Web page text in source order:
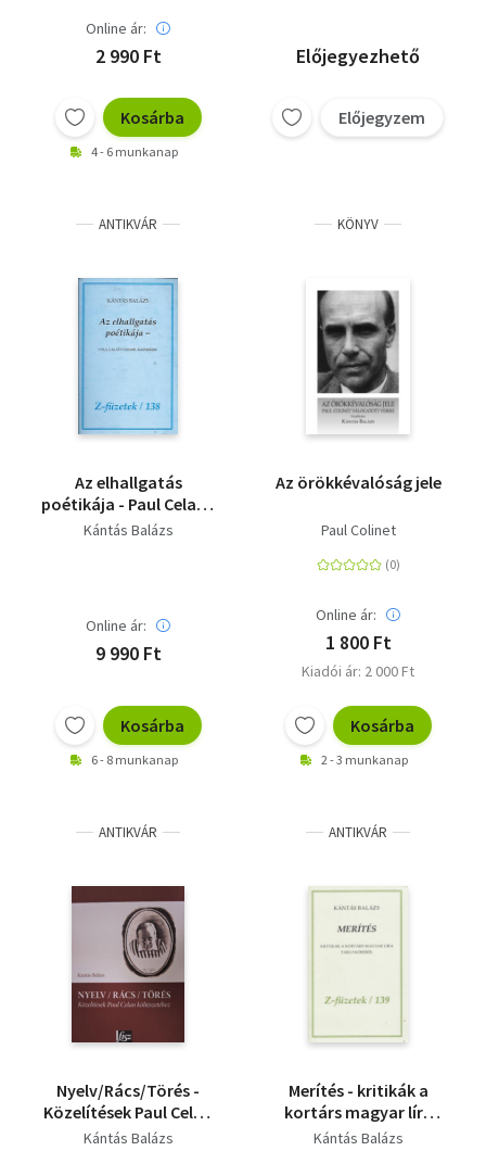
Online ár:
2 990 Ft
Kosárba
4 - 6 munkanap
Előjegyezhető
Előjegyzem
ANTIKVÁR
Az elhallgatás
poétikája - Paul Celan -
versek elemzése
Kántás Balázs
Online ár:
9 990 Ft
Kosárba
6 - 8 munkanap
KÖNYV
Az örökkévalóság jele
Paul Colinet
Online ár:
1 800 Ft
Kiadói ár: 2 000 Ft
Kosárba
2 - 3 munkanap
ANTIKVÁR
Nyelv/Rács/Törés -
Közelítések Paul Celan
költészetéhez
Kántás Balázs
ANTIKVÁR
Merítés - kritikák a
kortárs magyar líra
tárgyköréből - 238. sz.
Kántás Balázs